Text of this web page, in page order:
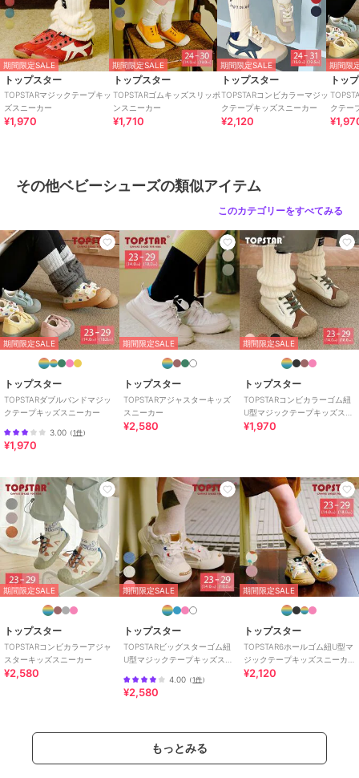
期間限定SALE
トップスター
TOPSTARマジックテープキッ
ズスニーカー
¥1,970
期間限定SALE
トップスター
TOPSTARゴムキッズスリッポ
ンスニーカー
¥1,710
期間限定SALE
トップスター
TOPSTARコンビカラーマジッ
クテープキッズスニーカー
¥2,120
期間限
トッ
クテー
その他ベビーシューズの類似アイテム
このカテゴリーをすべてみる
期間限定SALE
トップスター
TOPSTARダブルバンドマジッ
クテープキッズスニーカー
3.00 （1件）
¥1,970
期間限定SALE
トップスター
TOPSTARアジャスターキッズ
スニーカー
¥2,580
期間限定SALE
トップスター
TOPSTARコンビカラーゴム紐
U型マジックテープキッズスニ
ーカー
¥1,970
期間限定SALE
トップスター
TOPSTARコンビカラーアジャ
スターキッズスニーカー
¥2,580
期間限定SALE
トップスター
TOPSTARビッグスターゴム紐
U型マジックテープキッズスニ
4.00 （1件）
¥2,580
期間限定SALE
トップスター
TOPSTAR6ホールゴム紐U型マ
ジックテープキッズスニーカ
ー
¥2,120
もっとみる